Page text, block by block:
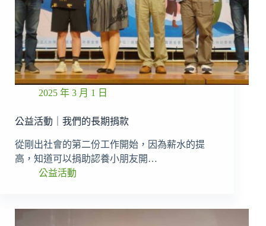
2025 年 3 月 1 日
公益活動｜我們的長期捐款
從剛出社會的第二份工作開始，因為薪水的提
高，知道可以捐助認養小朋友開…
公益活動